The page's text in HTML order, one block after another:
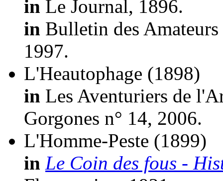
in Le Journal, 1896.
in Bulletin des
1997.
L'Heautophage (1898)
in Les Aventuriers de
Gorgones n° 14, 2006.
L'Homme-Peste (1899)
in Le Coin des fous -